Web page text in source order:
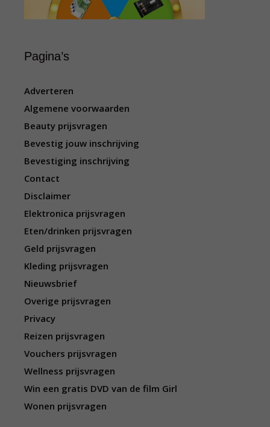
Pagina’s
Adverteren
Algemene voorwaarden
Beauty prijsvragen
Bevestig jouw inschrijving
Bevestiging inschrijving
Contact
Disclaimer
Elektronica prijsvragen
Eten/drinken prijsvragen
Geld prijsvragen
Kleding prijsvragen
Nieuwsbrief
Overige prijsvragen
Privacy
Reizen prijsvragen
Vouchers prijsvragen
Wellness prijsvragen
Win een gratis DVD van de film Girl
Wonen prijsvragen